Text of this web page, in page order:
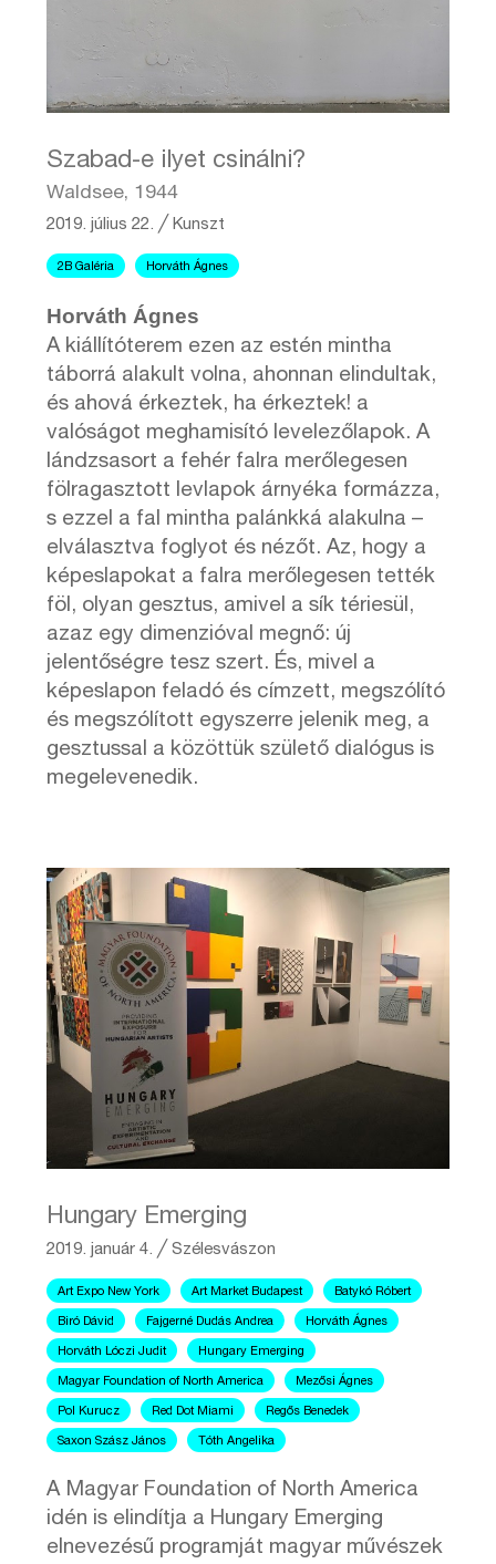
Szabad-e ilyet csinálni?
Waldsee, 1944
2019. július 22. ╱Kunszt
2B Galéria Horváth Ágnes
Horváth Ágnes
A kiállítóterem ezen az estén mintha
táborrá alakult volna, ahonnan elindultak,
és ahová érkeztek, ha érkeztek! a
valóságot meghamisító levelezőlapok. A
lándzsasort a fehér falra merőlegesen
fölragasztott levlapok árnyéka formázza,
s ezzel a fal mintha palánkká alakulna –
elválasztva foglyot és nézőt. Az, hogy a
képeslapokat a falra merőlegesen tették
föl, olyan gesztus, amivel a sík tériesül,
azaz egy dimenzióval megnő: új
jelentőségre tesz szert. És, mivel a
képeslapon feladó és címzett, megszólító
és megszólított egyszerre jelenik meg, a
gesztussal a közöttük születő dialógus is
megelevenedik.
Hungary Emerging
2019. január 4. ╱Szélesvászon
Art Expo New York Art Market Budapest Batykó Róbert
Biró Dávid Fajgerné Dudás Andrea Horváth Ágnes
Horváth Lóczi Judit Hungary Emerging
Magyar Foundation of North America Mezősi Ágnes
Pol Kurucz Red Dot Miami Regős Benedek
Saxon Szász János Tóth Angelika
A Magyar Foundation of North America
idén is elindítja a Hungary Emerging
elnevezésű programját magyar művészek